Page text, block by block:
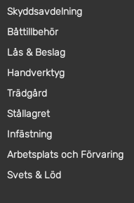
Skyddsavdelning
Båttillbehör
Lås & Beslag
Handverktyg
Trädgård
Stållagret
Infästning
Arbetsplats och Förvaring
Svets & Löd